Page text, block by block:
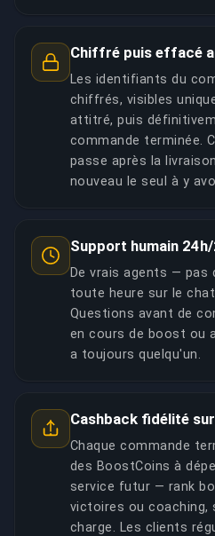
Chiffré puis effacé
Les identifiants du
chiffrés, visibles
attitré, puis
commande terminée.
passe après la
nouveau le seul à y
Support humain
De vrais agents —
toute heure sur le
Questions avant de
en cours de boost ou
a toujours quelqu'un.
Cashback fidélité
Chaque commande
des BoostCoins à
service futur — rank
victoires ou coaching,
charge. Les clients